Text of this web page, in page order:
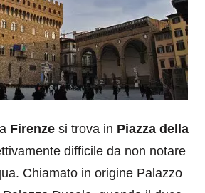
a Firenze si trova in Piazza della
difficile da non notare
Chiamato in origine Palazzo